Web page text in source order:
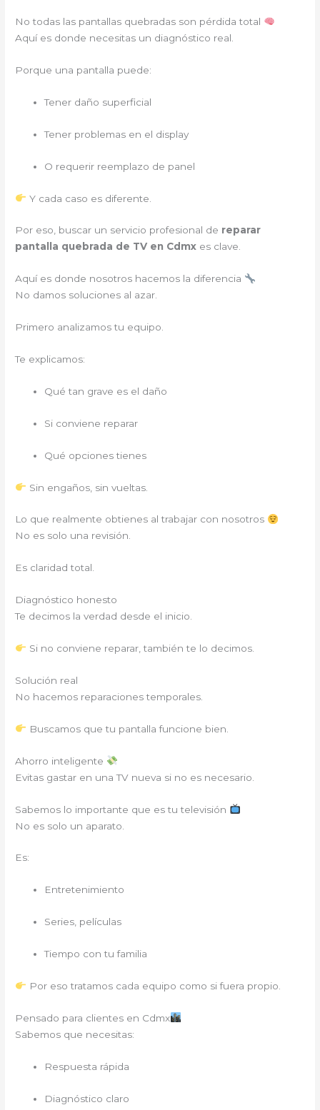
No todas las pantallas quebradas son pérdida total
Aquí es donde necesitas un diagnóstico real.
Porque una pantalla puede:
Tener daño superficial
Tener problemas en el display
O requerir reemplazo de panel
Y cada caso es diferente.
Por eso, buscar un servicio profesional de reparar
pantalla quebrada de TV en Cdmx es clave.
Aquí es donde nosotros hacemos la diferencia
No damos soluciones al azar.
Primero analizamos tu equipo.
Te explicamos:
Qué tan grave es el daño
Si conviene reparar
Qué opciones tienes
Sin engaños, sin vueltas.
Lo que realmente obtienes al trabajar con nosotros
No es solo una revisión.
Es claridad total.
Diagnóstico honesto
Te decimos la verdad desde el inicio.
Si no conviene reparar, también te lo decimos.
Solución real
No hacemos reparaciones temporales.
Buscamos que tu pantalla funcione bien.
Ahorro inteligente
Evitas gastar en una TV nueva si no es necesario.
Sabemos lo importante que es tu televisión
No es solo un aparato.
Es:
Entretenimiento
Series, películas
Tiempo con tu familia
Por eso tratamos cada equipo como si fuera propio.
Pensado para clientes en Cdmx
Sabemos que necesitas:
Respuesta rápida
Diagnóstico claro